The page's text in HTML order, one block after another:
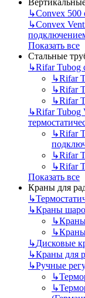
↳Convex
↳Convex
Показать все
Стальные
↳Rifar Tubog
↳Rifar
↳Rifar
↳Rifar
↳Rifar Tubog
↳Rifar
↳Rifar
↳Rifar
Показать все
Краны для
↳
↳Краны
↳
↳
↳Дисковые
↳Краны для
↳Ручные
↳
↳